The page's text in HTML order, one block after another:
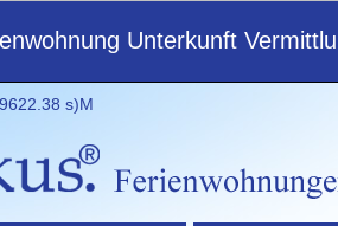
Unterkunft
s)M